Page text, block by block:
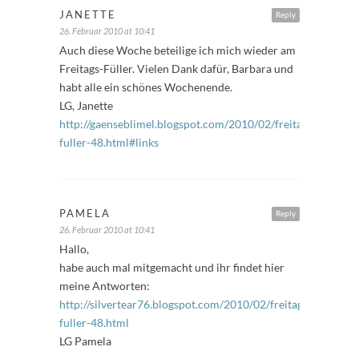
Reply
JANETTE
26. Februar 2010 at 10:41
Auch diese Woche beteilige ich mich wieder am
Freitags-Füller. Vielen Dank dafür, Barbara und
habt alle ein schönes Wochenende.
LG, Janette
http://gaenseblimel.blogspot.com/2010/02/freitags-
fuller-48.html#links
Reply
PAMELA
26. Februar 2010 at 10:41
Hallo,
habe auch mal mitgemacht und ihr findet hier
meine Antworten:
http://silvertear76.blogspot.com/2010/02/freitags-
fuller-48.html
LG Pamela